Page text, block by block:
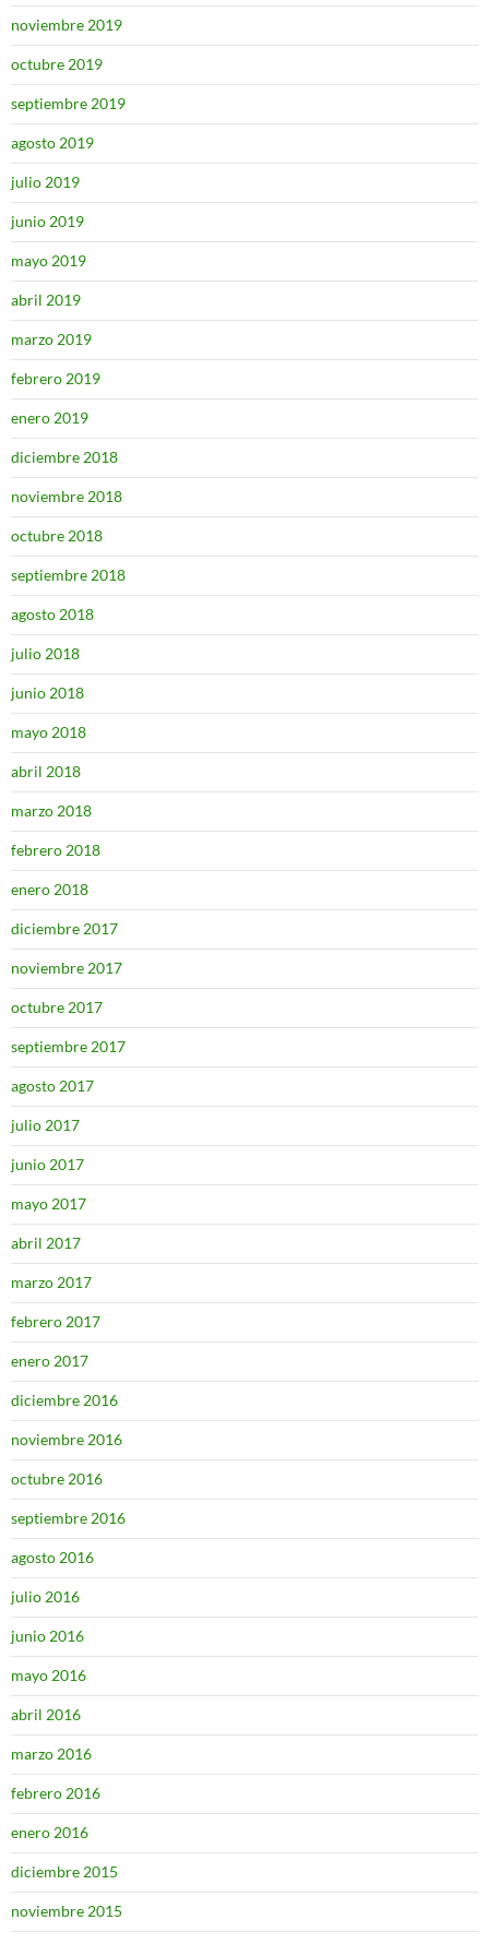
noviembre 2019
octubre 2019
septiembre 2019
agosto 2019
julio 2019
junio 2019
mayo 2019
abril 2019
marzo 2019
febrero 2019
enero 2019
diciembre 2018
noviembre 2018
octubre 2018
septiembre 2018
agosto 2018
julio 2018
junio 2018
mayo 2018
abril 2018
marzo 2018
febrero 2018
enero 2018
diciembre 2017
noviembre 2017
octubre 2017
septiembre 2017
agosto 2017
julio 2017
junio 2017
mayo 2017
abril 2017
marzo 2017
febrero 2017
enero 2017
diciembre 2016
noviembre 2016
octubre 2016
septiembre 2016
agosto 2016
julio 2016
junio 2016
mayo 2016
abril 2016
marzo 2016
febrero 2016
enero 2016
diciembre 2015
noviembre 2015